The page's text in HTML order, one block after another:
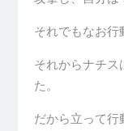
それでもなお行
それからナチス
た。
だから立って行